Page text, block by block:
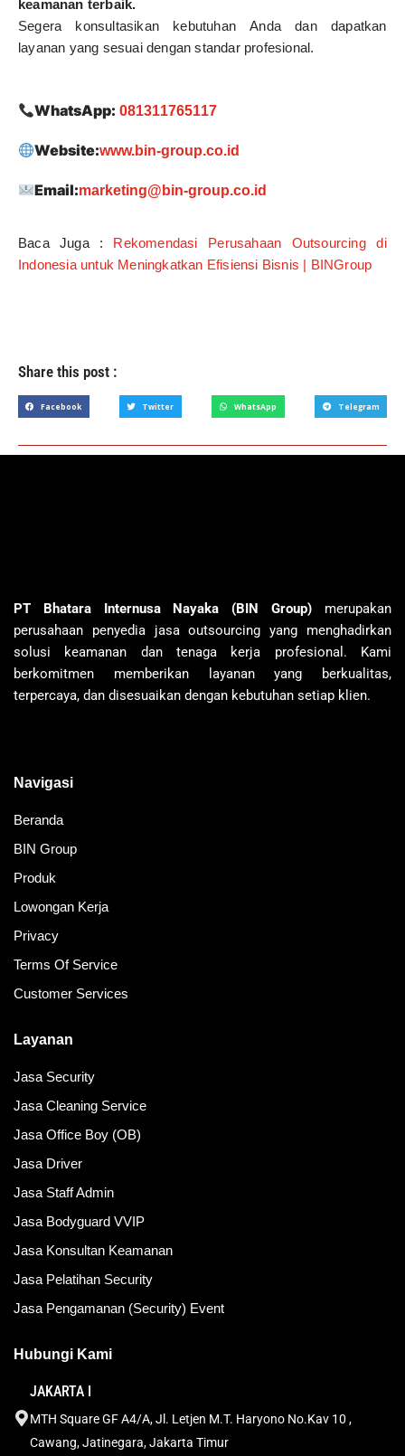
keamanan terbaik.
Segera konsultasikan kebutuhan Anda dan dapatkan
layanan yang sesuai dengan standar profesional.
WhatsApp: 081311765117
Website:www.bin-group.co.id
Email:marketing@bin-group.co.id
Baca Juga : Rekomendasi Perusahaan Outsourcing di
Indonesia untuk Meningkatkan Efisiensi Bisnis | BINGroup
Share this post :
Facebook Twitter WhatsApp Telegram
PT Bhatara Internusa Nayaka (BIN Group) merupakan
perusahaan penyedia jasa outsourcing yang menghadirkan
solusi keamanan dan tenaga kerja profesional. Kami
berkomitmen memberikan layanan yang berkualitas,
terpercaya, dan disesuaikan dengan kebutuhan setiap klien.
Navigasi
Beranda
BIN Group
Produk
Lowongan Kerja
Privacy
Terms Of Service
Customer Services
Layanan
Jasa Security
Jasa Cleaning Service
Jasa Office Boy (OB)
Jasa Driver
Jasa Staff Admin
Jasa Bodyguard VVIP
Jasa Konsultan Keamanan
Jasa Pelatihan Security
Jasa Pengamanan (Security) Event
Hubungi Kami
JAKARTA I
MTH Square GF A4/A, Jl. Letjen M.T. Haryono No.Kav 10 ,
Cawang, Jatinegara, Jakarta Timur